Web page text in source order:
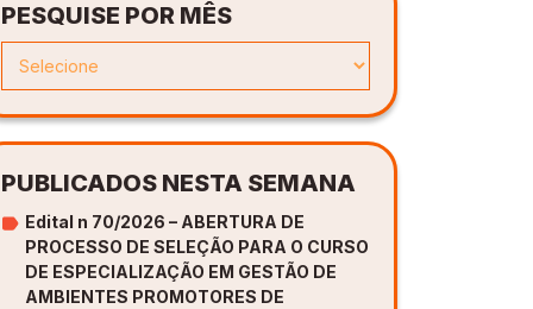
PESQUISE POR MÊS
PUBLICADOS NESTA SEMANA
Edital n 70/2026 – ABERTURA DE
PROCESSO DE SELEÇÃO PARA O CURSO
DE ESPECIALIZAÇÃO EM GESTÃO DE
AMBIENTES PROMOTORES DE